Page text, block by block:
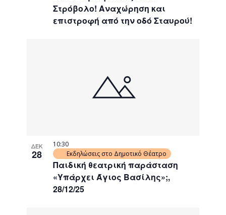
Στρόβολο! Αναχώρηση και
επιστροφή από την οδό Σταυρού!
ΔΕΚ
28
Παιδική θεατρική παράσταση
«Υπάρχει Άγιος Βασίλης»;,
28/12/25
10:30
Εκδηλώσεις στο Δημοτικό Θέατρο